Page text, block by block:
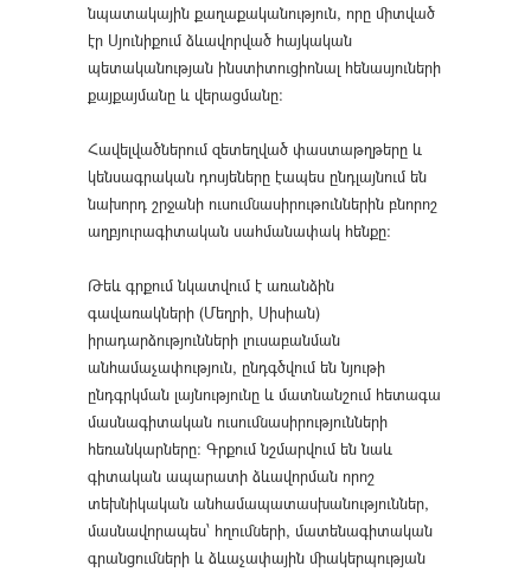
նպատակային քաղաքականություն, որը միտված
էր Սյունիքում ձևավորված հայկական
պետականության ինստիտուցիոնալ հենասյուների
քայքայմանը և վերացմանը։
Հավելվածներում զետեղված փաստաթղթերը և
կենսագրական դոսյեները էապես ընդլայնում են
նախորդ շրջանի ուսումնասիրութուններին բնորոշ
աղբյուրագիտական սահմանափակ հենքը։
Թեև գրքում նկատվում է առանձին
գավառակների (Մեղրի, Սիսիան)
իրադարձությունների լուսաբանման
անհամաչափություն, ընդգծվում են նյութի
ընդգրկման լայնությունը և մատնանշում հետագա
մասնագիտական ուսումնասիրությունների
հեռանկարները: Գրքում նշմարվում են նաև
գիտական ապարատի ձևավորման որոշ
տեխնիկական անհամապատասխանություններ,
մասնավորապես՝ հղումների, մատենագիտական
գրանցումների և ձևաչափային միակերպության